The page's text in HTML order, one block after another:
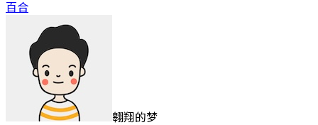
百合
翱翔的梦